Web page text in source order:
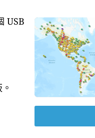
USB